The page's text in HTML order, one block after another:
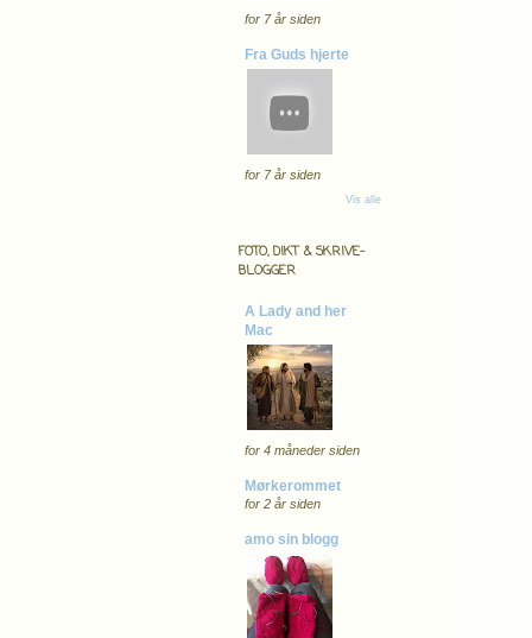
for 7 år siden
Fra Guds hjerte
for 7 år siden
Vis alle
FOTO, DIKT & SKRIVE-
BLOGGER
A Lady and her
Mac
for 4 måneder siden
Mørkerommet
for 2 år siden
amo sin blogg